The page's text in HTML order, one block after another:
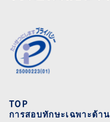
TOP
การสอบทักษะเฉพาะด้าน